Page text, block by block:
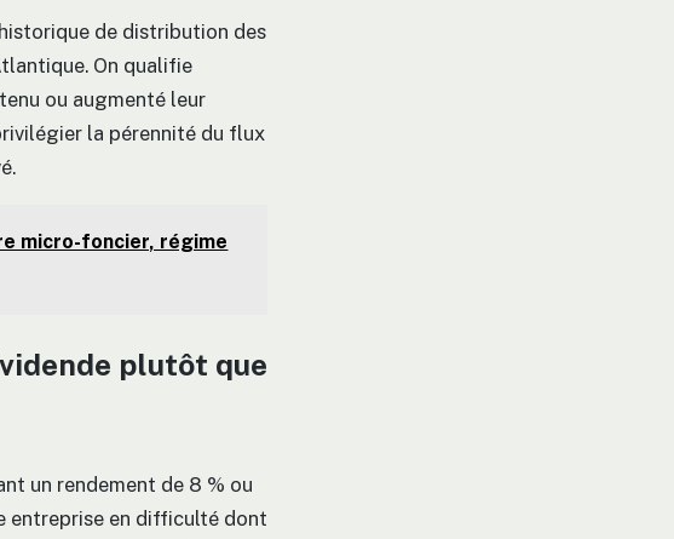
de distribution des
On qualifie
ou augmenté leur
la pérennité du flux
micro-foncier, régime
plutôt que
un rendement de 8 % ou
entreprise en difficulté dont